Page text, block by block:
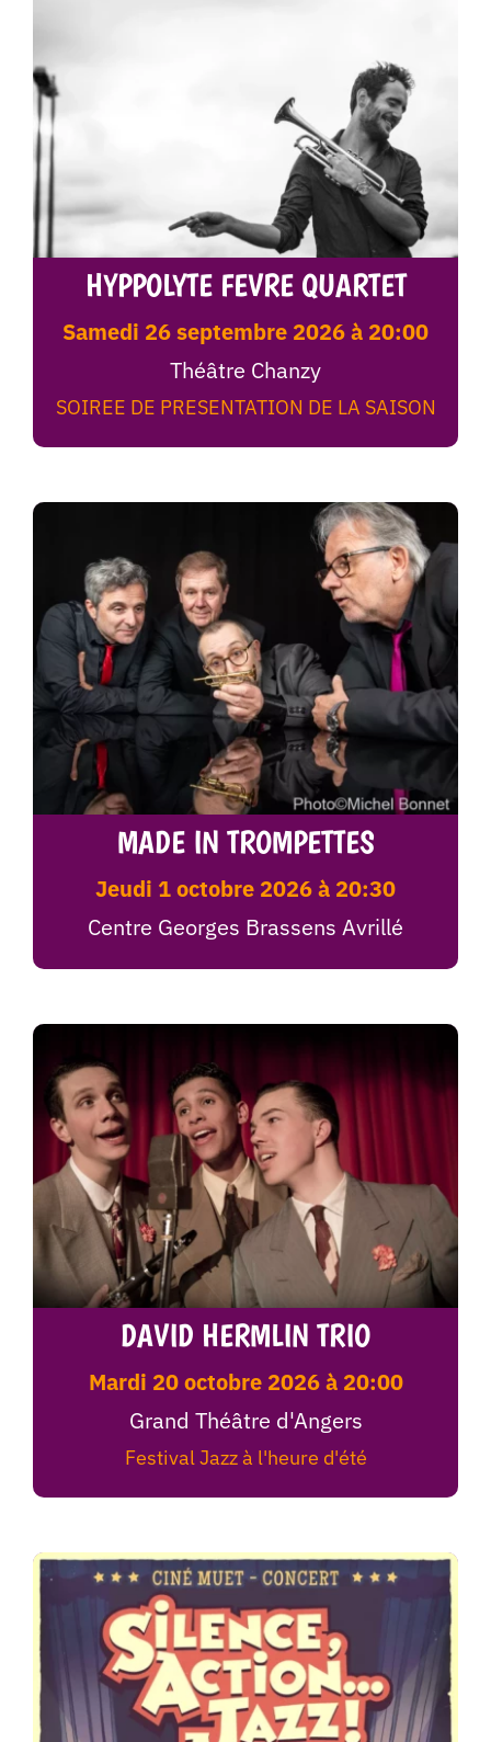
HYPPOLYTE FEVRE QUARTET
samedi 26 septembre 2026 à 20:00
Théâtre Chanzy
SOIREE DE PRESENTATION DE LA SAISON
MADE IN TROMPETTES
jeudi 1 octobre 2026 à 20:30
Centre Georges Brassens Avrillé
DAVID HERMLIN TRIO
mardi 20 octobre 2026 à 20:00
Grand Théâtre d'Angers
Festival Jazz à l'heure d'été